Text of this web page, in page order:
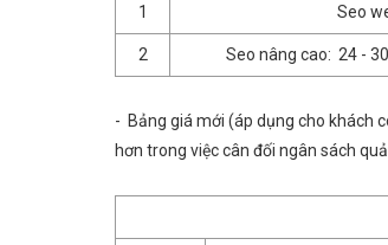
1 Seo
2 Seo nâng cao: 24 -
- Bảng giá mới (áp dụng cho khách
hơn trong việc cân đối ngân sách